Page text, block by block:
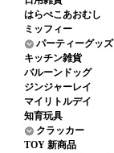
はらぺこあおむし
ミッフィー
パーティーグッズ
キッチン雑貨
バルーンドッグ
ジンジャーレイ
マイリトルデイ
知育玩具
クラッカー
TOY 新商品